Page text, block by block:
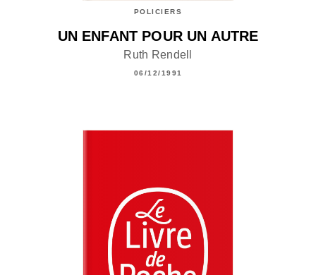
POLICIERS
UN ENFANT POUR UN AUTRE
Ruth Rendell
06/12/1991